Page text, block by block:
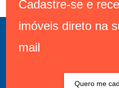
Cadastre-se e
imóveis direto na
mail
Quero me